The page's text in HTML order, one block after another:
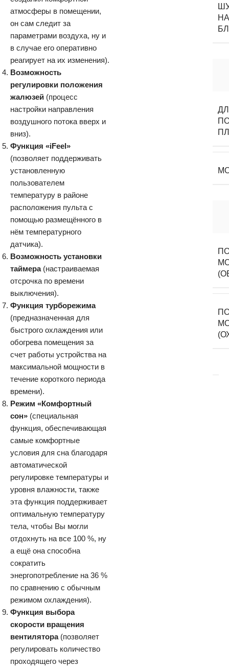
атмосферы в помещении,
он сам следит за
параметрами воздуха, ну и
в случае его оперативно
реагирует на их изменения).
Возможность
регулировки положения
жалюзей (процесс
настройки направления
воздушного потока вверх и
вниз).
Функция «iFeel»
(позволяет поддерживать
установленную
пользователем
температуру в районе
расположения пульта с
помощью размещённого в
нём температурного
датчика).
Возможность установки
таймера(настраиваемая
отсрочка по времени
выключения).
Функция турборежима
(предназначенная для
быстрого охлаждения или
обогрева помещения за
счет работы устройства на
максимальной мощности в
течение короткого периода
времени).
Режим «Комфортный
сон» (специальная
функция, обеспечивающая
самые комфортные
условия для сна благодаря
автоматической
регулировке температуры и
уровня влажности, также
эта функция поддерживает
оптимальную температуру
тела, чтобы Вы могли
отдохнуть на все 100 %, ну
а ещё она способна
сократить
энергопотребление на 36 %
по сравнению с обычным
режимом охлаждения).
Функция выбора
скорости вращения
вентилятора (позволяет
регулировать количество
проходящего через